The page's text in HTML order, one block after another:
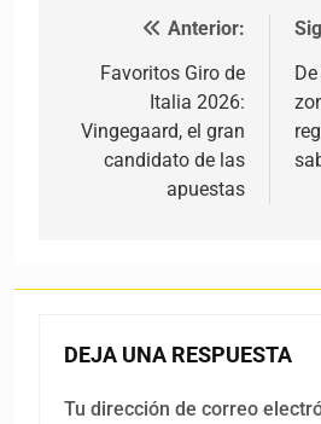
Navegación de
Anterior:
Favoritos Giro de
Italia 2026:
Vingegaard, el gran
candidato de las
apuestas
DEJA UNA RESPUESTA
Tu dirección de correo